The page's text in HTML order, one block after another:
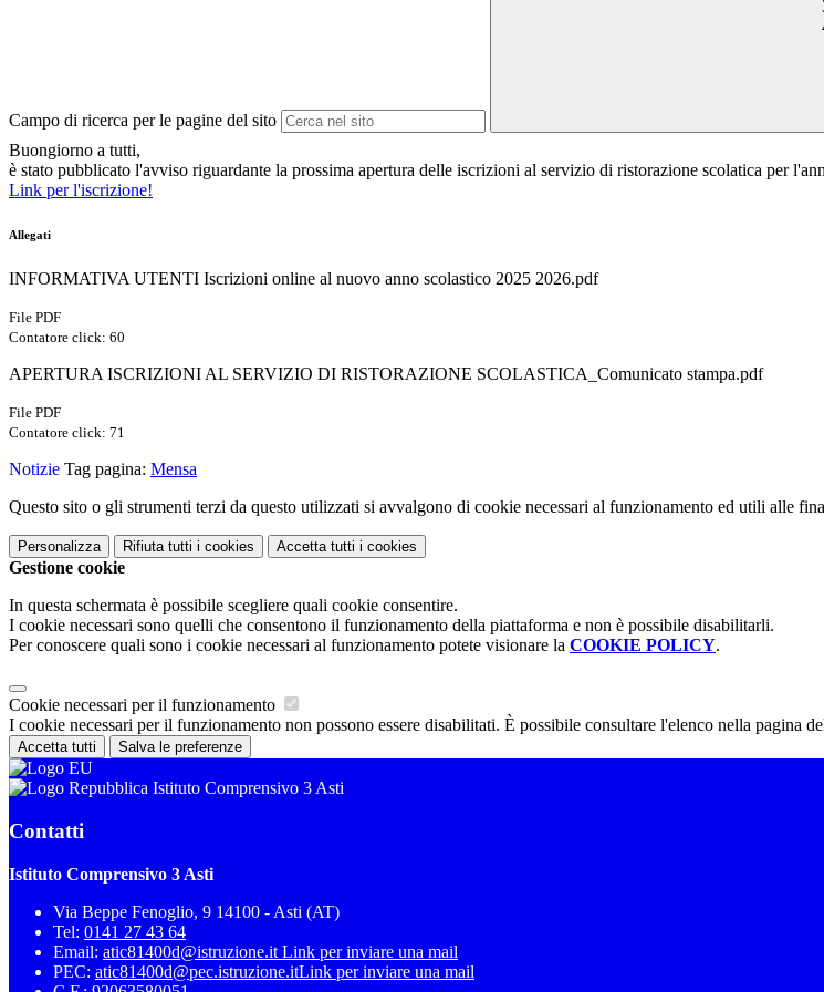
Campo di ricerca per le pagine del sito
Buongiorno a tutti,
è stato pubblicato l'avviso riguardante la prossima apertura delle iscrizioni al servizio di ristorazione scolatica per
Link per l'iscrizione!
Allegati
INFORMATIVA UTENTI Iscrizioni online al nuovo anno scolastico 2025 2026.pdf
File PDF
Contatore click: 60
APERTURA ISCRIZIONI AL SERVIZIO DI RISTORAZIONE SCOLASTICA_Comunicato stampa.pdf
File PDF
Contatore click: 71
Notizie Tag pagina: Mensa
Questo sito o gli strumenti terzi da questo utilizzati si avvalgono di cookie necessari al funzionamento ed utili alle
Personalizza Rifiuta tutti i cookies Accetta tutti i cookies
Gestione cookie
In questa schermata è possibile scegliere quali cookie consentire.
I cookie necessari sono quelli che consentono il funzionamento della piattaforma e non è possibile disabilitarli.
Per conoscere quali sono i cookie necessari al funzionamento potete visionare la COOKIE POLICY.
Cookie necessari per il funzionamento
I cookie necessari per il funzionamento non possono essere disabilitati. È possibile consultare l'elenco nella pagina
Accetta tutti Salva le preferenze
Istituto Comprensivo 3 Asti
Contatti
Istituto Comprensivo 3 Asti
Via Beppe Fenoglio, 9 14100 - Asti (AT)
Tel: 0141 27 43 64
Email: atic81400d@istruzione.it Link per inviare una mail
PEC: atic81400d@pec.istruzione.itLink per inviare una mail